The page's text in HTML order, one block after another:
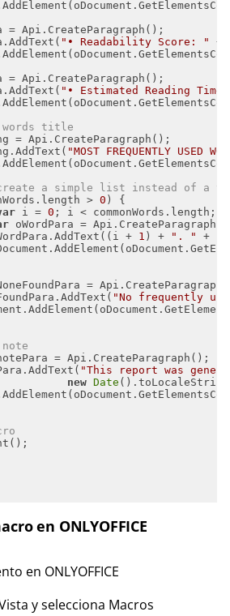
"• Readability Score: " +
"• Estimated Reading
words title
"MOST FREQUENTLY USED
a simple list instead of a
> 0
i = 0
+ 1 ) + ". " +
"No frequently
"This report was
new Date
en ONLYOFFICE
en ONLYOFFICE
y selecciona Macros